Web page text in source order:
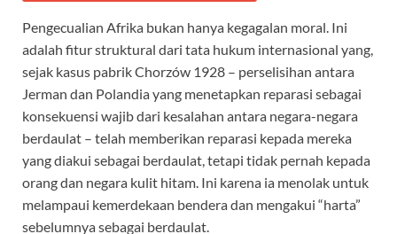
Pengecualian Afrika bukan hanya kegagalan moral. Ini
adalah fitur struktural dari tata hukum internasional yang,
sejak kasus pabrik Chorzów 1928 – perselisihan antara
Jerman dan Polandia yang menetapkan reparasi sebagai
konsekuensi wajib dari kesalahan antara negara-negara
berdaulat – telah memberikan reparasi kepada mereka
yang diakui sebagai berdaulat, tetapi tidak pernah kepada
orang dan negara kulit hitam. Ini karena ia menolak untuk
melampaui kemerdekaan bendera dan mengakui “harta”
sebelumnya sebagai berdaulat.